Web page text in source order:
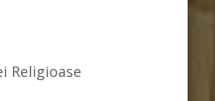
Religioase